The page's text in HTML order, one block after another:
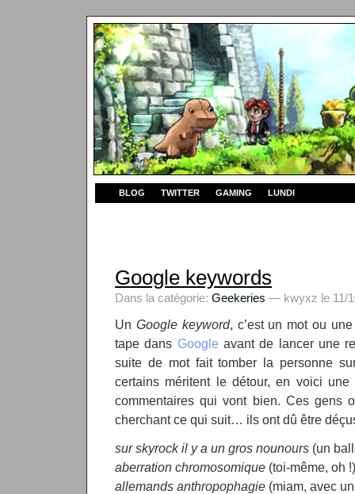
BLOG TWITTER GAMING LUNDI
Google keywords
Dans la catégorie: Geekeries — kwyxz le 11/
Un Google keyword, c’est un mot ou
tape dans Google avant de lancer une
suite de mot fait tomber la personne
certains méritent le détour, en voici
commentaires qui vont bien. Ces gens
cherchant ce qui suit… ils ont dû être
sur skyrock il y a un gros nounours (un
aberration chromosomique (toi-même, oh !)
allemands anthropophagie (miam, avec